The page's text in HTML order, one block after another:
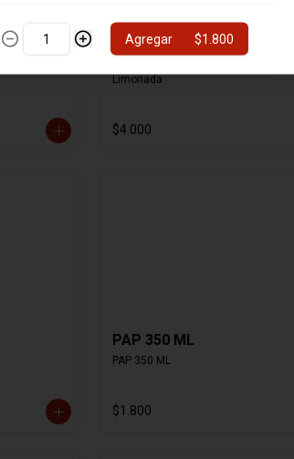
Limonada
Limonada
$4.000
PAP 350 ML
PAP 350 ML
$1.800
Agregar $1.800